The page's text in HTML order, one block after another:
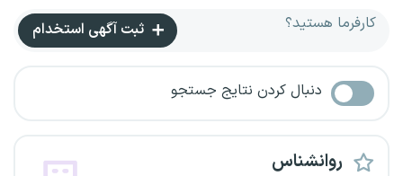
کارفرما هستید؟ ثبت آگهی استخدام
دنبال کردن نتایج جستجو
روانشناس